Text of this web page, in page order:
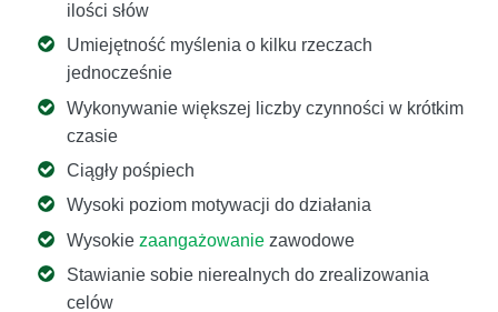
ilości słów
Umiejętność myślenia o kilku rzeczach
jednocześnie
Wykonywanie większej liczby czynności w krótkim
czasie
Ciągły pośpiech
Wysoki poziom motywacji do działania
Wysokie zaangażowanie zawodowe
Stawianie sobie nierealnych do zrealizowania
celów